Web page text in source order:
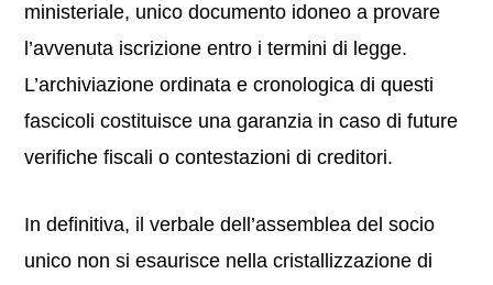
ministeriale, unico documento idoneo a provare
l’avvenuta iscrizione entro i termini di legge.
L’archiviazione ordinata e cronologica di questi
fascicoli costituisce una garanzia in caso di future
verifiche fiscali o contestazioni di creditori.
In definitiva, il verbale dell’assemblea del socio
unico non si esaurisce nella cristallizzazione di